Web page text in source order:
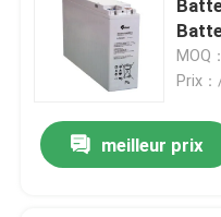
Vidéos
Visite d'usine
MOQ
Prix
meilleur prix